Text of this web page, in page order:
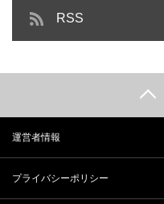
RSS
運営者情報
プライバシーポリシー